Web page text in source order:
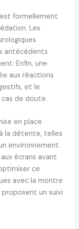
est formellement
Les
antécédents
Enfin, une
aux réactions
et le
de doute.
en place
la détente, telles
environnement
écrans avant
ce
avec la montre
un suivi